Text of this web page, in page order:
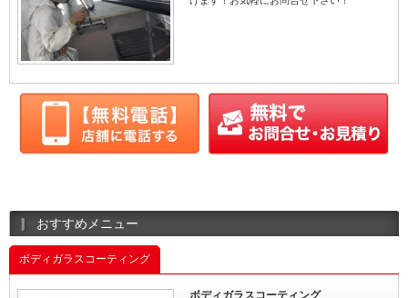
おすすめメニュー
ボディガラスコーティング